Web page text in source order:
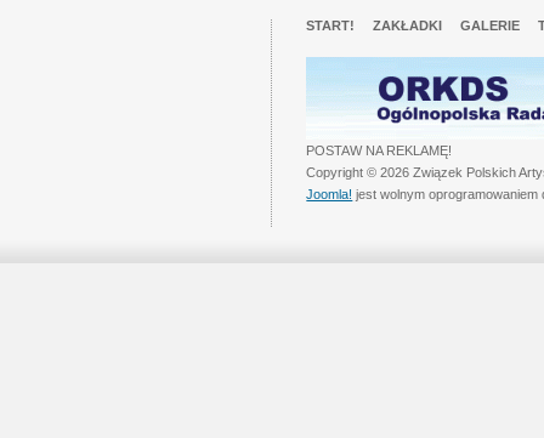
START! ZAKŁADKI GALERIE
POSTAW NA REKLAMĘ!
Copyright © 2026 Związek Polskich
Joomla! jest wolnym